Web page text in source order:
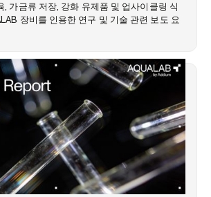
가금류 저장, 강화 유제품 및 업사이클링 식
장비를 인용한 연구 및 기술 관련 보도 요